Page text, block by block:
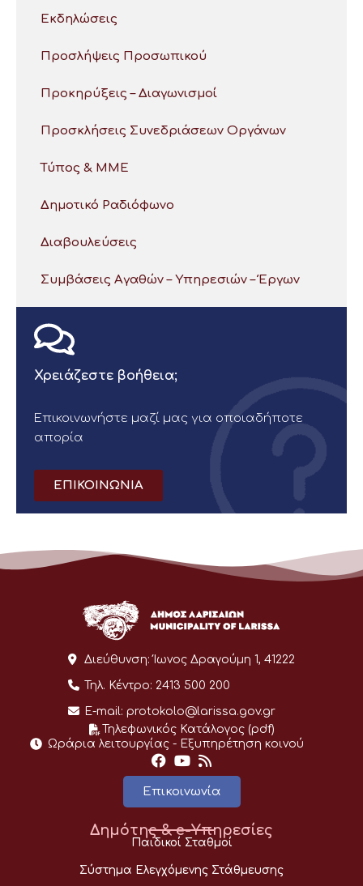
Εκδηλώσεις
Προσλήψεις Προσωπικού
Προκηρύξεις – Διαγωνισμοί
Προσκλήσεις Συνεδριάσεων Οργάνων
Τύπος & ΜΜΕ
Δημοτικό Ραδιόφωνο
Διαβουλεύσεις
Συμβάσεις Αγαθών – Υπηρεσιών – Έργων
Χρειάζεστε βοήθεια;
Επικοινωνήστε μαζί μας για οποιαδήποτε
απορία
ΕΠΙΚΟΙΝΩΝΙΑ
Διεύθυνση: Ίωνος Δραγούμη 1, 41222
Τηλ. Κέντρο: 2413 500 200
E-mail: protokolo@larissa.gov.gr
Τηλεφωνικός Κατάλογος (pdf)
Ωράρια λειτουργίας - Eξυπηρέτηση κοινού
Επικοινωνία
Δημότης & e-Υπηρεσίες
Παιδικοί Σταθμοί
Σύστημα Ελεγχόμενης Στάθμευσης